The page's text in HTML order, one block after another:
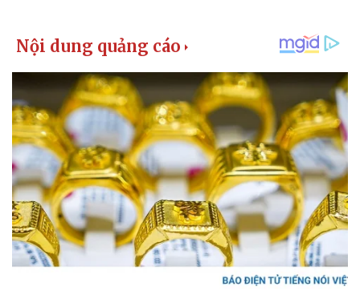
Pháp luật
Vụ án
Tin nóng
Tư vấn luật
Quân sự - Quốc phòng
Vũ khí
Việt Nam
Phân tích